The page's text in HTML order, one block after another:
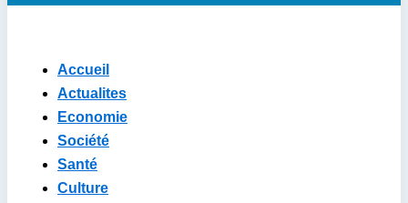
Accueil
Actualites
Economie
Société
Santé
Culture